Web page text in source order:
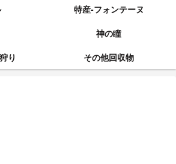
特産-フォンテーヌ
神の瞳
り
その他回収物